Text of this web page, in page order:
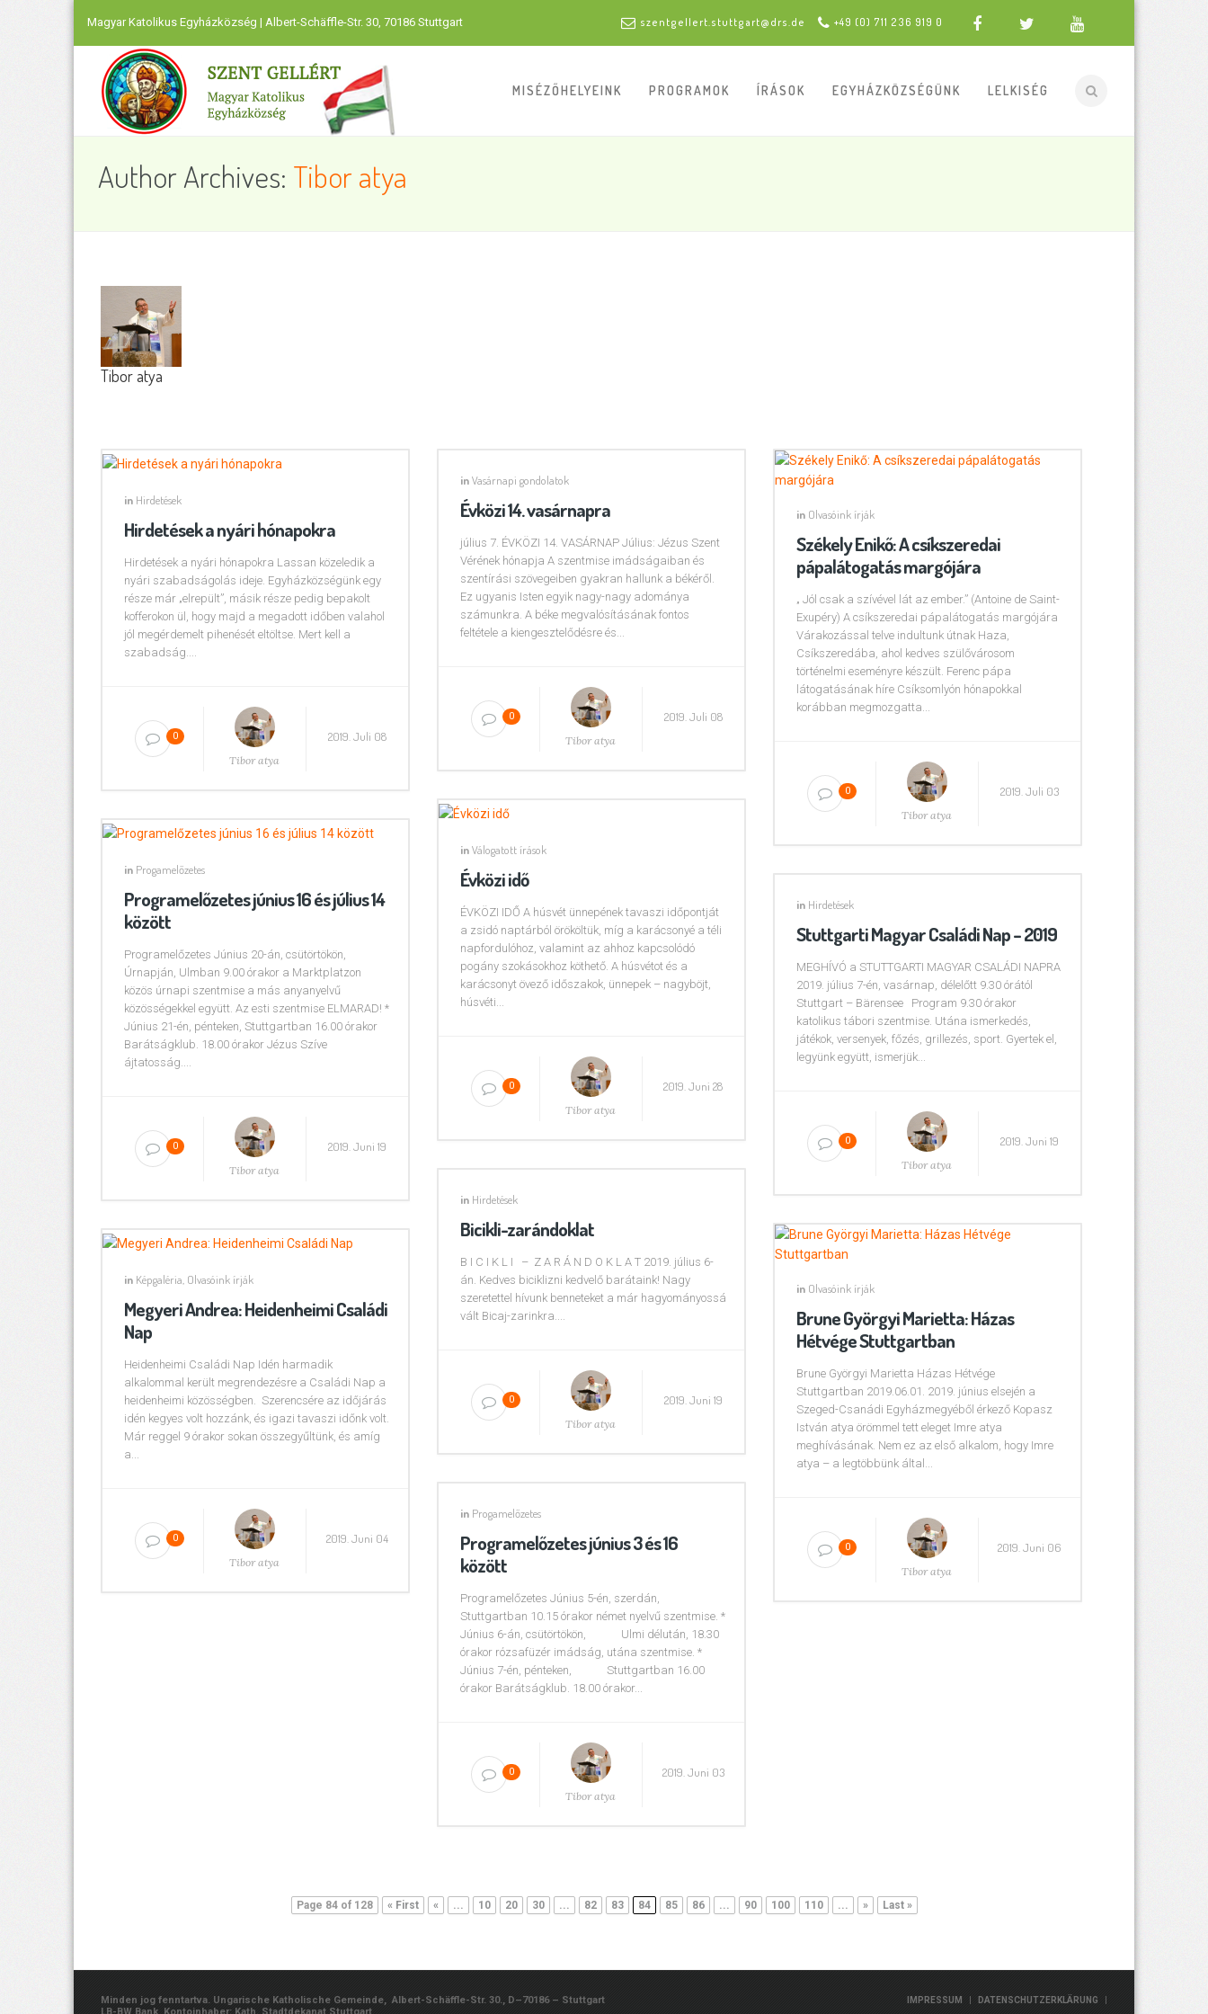
Magyar Katolikus Egyházközség | Albert-Schäffle-Str. 30, 70186 Stuttgart szentgellert.stuttgart@drs.de +49 (0) 711 236 919 0
MISÉZŐHELYEINK PROGRAMOK ÍRÁSOK EGYHÁZKÖZSÉGÜNK LELKISÉG
Author Archives: Tibor atya
Tibor atya
in Hirdetések
Hirdetések a nyári hónapokra
Hirdetések a nyári hónapokra Lassan közeledik a
nyári szabadságolás ideje. Egyházközségünk egy
része már „elrepült”, másik része pedig bepakolt
kofferokon ül, hogy majd a megadott időben valahol
jól megérdemelt pihenését eltöltse. Mert kell a
szabadság....
0
Tibor atya
2019. Juli 08
inVasárnapi gondolatok
Évközi 14. vasárnapra
július 7. ÉVKÖZI 14. VASÁRNAP Július: Jézus Szent
Vérének hónapja A szentmise imádságaiban és
szentírási szövegeiben gyakran hallunk a békéről.
Ez ugyanis Isten egyik nagy-nagy adománya
számunkra. A béke megvalósításának fontos
feltétele a kiengesztelődésre és...
0
Tibor atya
2019. Juli 08
in Olvasóink írják
Székely Enikő: A csíkszeredai
pápalátogatás margójára
„ Jól csak a szívével lát az ember.” (Antoine de Saint-
Exupéry) A csíkszeredai pápalátogatás margójára
Várakozással telve indultunk útnak Haza,
Csíkszeredába, ahol kedves szülővárosom
történelmi eseményre készült. Ferenc pápa
látogatásának híre Csíksomlyón hónapokkal
korábban megmozgatta...
0
Tibor atya
2019. Juli 03
inVálogatott írások
Évközi idő
ÉVKÖZI IDŐ A húsvét ünnepének tavaszi időpontját
a zsidó naptárból örököltük, míg a karácsonyé a téli
napfordulóhoz, valamint az ahhoz kapcsolódó
pogány szokásokhoz köthető. A húsvétot és a
karácsonyt övező időszakok, ünnepek – nagyböjt,
húsvéti...
0
Tibor atya
2019. Juni 28
in Progamelőzetes
Programelőzetes június 16 és július 14
között
Programelőzetes Június 20-án, csütörtökön,
Úrnapján, Ulmban 9.00 órakor a Marktplatzon
közös úrnapi szentmise a más anyanyelvű
közösségekkel együtt. Az esti szentmise ELMARAD! *
Június 21-én, pénteken, Stuttgartban 16.00 órakor
Barátságklub. 18.00 órakor Jézus Szíve
ájtatosság....
0
Tibor atya
2019. Juni 19
in Hirdetések
Stuttgarti Magyar Családi Nap – 2019
MEGHÍVÓ a STUTTGARTI MAGYAR CSALÁDI NAPRA
2019. július 7-én, vasárnap, délelőtt 9.30 órától
Stuttgart – Bärensee Program 9.30 órakor
katolikus tábori szentmise. Utána ismerkedés,
játékok, versenyek, főzés, grillezés, sport. Gyertek el,
legyünk együtt, ismerjük...
0
Tibor atya
2019. Juni 19
in Hirdetések
Bicikli-zarándoklat
B I C I K L I – Z A R Á N D O K L A T 2019. július 6-
án. Kedves biciklizni kedvelő barátaink! Nagy
szeretettel hívunk benneteket a már hagyományossá
vált Bicaj-zarinkra....
0
Tibor atya
2019. Juni 19
in Olvasóink írják
Brune Györgyi Marietta: Házas
Hétvége Stuttgartban
Brune Györgyi Marietta Házas Hétvége
Stuttgartban 2019.06.01. 2019. június elsején a
Szeged-Csanádi Egyházmegyéből érkező Kopasz
István atya örömmel tett eleget Imre atya
meghívásának. Nem ez az első alkalom, hogy Imre
atya – a legtöbbünk által...
0
Tibor atya
2019. Juni 06
in Képgaléria Olvasóink írják
Megyeri Andrea: Heidenheimi Családi
Nap
Heidenheimi Családi Nap Idén harmadik
alkalommal került megrendezésre a Családi Nap a
heidenheimi közösségben. Szerencsére az időjárás
idén kegyes volt hozzánk, és igazi tavaszi időnk volt.
Már reggel 9 órakor sokan összegyűltünk, és amíg
a...
0
Tibor atya
2019. Juni 04
in Progamelőzetes
Programelőzetes június 3 és 16
között
Programelőzetes Június 5-én, szerdán,
Stuttgartban 10.15 órakor német nyelvű szentmise. *
Június 6-án, csütörtökön, Ulmi délután, 18.30
órakor rózsafüzér imádság, utána szentmise. *
Június 7-én, pénteken, Stuttgartban 16.00
órakor Barátságklub. 18.00 órakor...
0
Tibor atya
2019. Juni 03
Page 84 of 128 « First « ... 10 20 30 ... 82 83 84 85 86 ... 90 100 110 ... » Last »
Minden jog fenntartva. Ungarische Katholische Gemeinde, Albert-Schäffle-Str. 30., D–70186 – Stuttgart
IMPRESSUM | DATENSCHUTZERKLÄRUNG |